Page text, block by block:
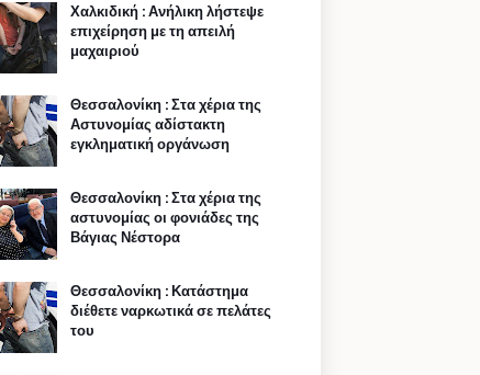
Χαλκιδική : Ανήλικη λήστεψε
επιχείρηση με τη απειλή
μαχαιριού
Θεσσαλονίκη : Στα χέρια της
Αστυνομίας αδίστακτη
εγκληματική οργάνωση
Θεσσαλονίκη : Στα χέρια της
αστυνομίας οι φονιάδες της
Βάγιας Νέστορα
Θεσσαλονίκη : Κατάστημα
διέθετε ναρκωτικά σε πελάτες
του